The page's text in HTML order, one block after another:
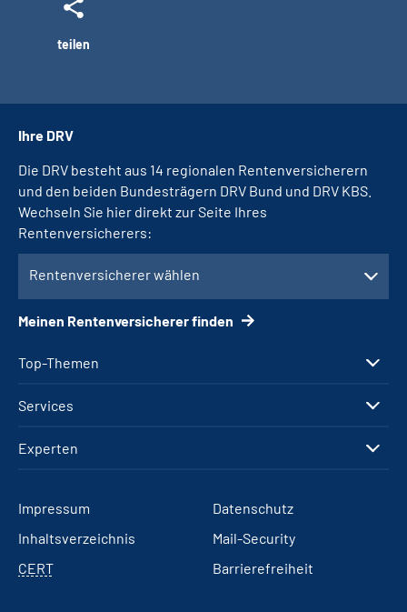
teilen
Top-Themen
Services
Experten
Ihre DRV
Die DRV besteht aus 14 regionalen Rentenversicherern
und den beiden Bundesträgern DRV Bund und DRV KBS.
Wechseln Sie hier direkt zur Seite Ihres
Rentenversicherers:
Rentenversicherer wählen
Meinen Rentenversicherer finden
Impressum
Datenschutz
Inhaltsverzeichnis
Mail-Security
CERT
Barrierefreiheit